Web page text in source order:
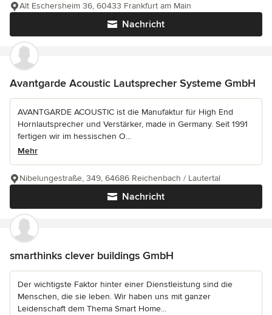
Nachricht
Alt Eschersheim 36, 60433 Frankfurt am Main
Avantgarde Acoustic Lautsprecher Systeme GmbH
AVANTGARDE ACOUSTIC ist die Manufaktur für High End
Hornlautsprecher und Verstärker, made in Germany. Seit 1991
fertigen wir im hessischen O...
Mehr
Nachricht
Nibelungestraße, 349, 64686 Reichenbach / Lautertal
smarthinks clever buildings GmbH
Der wichtigste Faktor hinter einer Dienstleistung sind die
Menschen, die sie leben. Wir haben uns mit ganzer
Leidenschaft dem Thema Smart Home...